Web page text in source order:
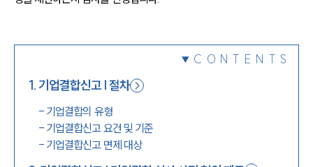
CONTENTS
1.기업결합신고 | 절차
- 기업결합의 유형
- 기업결합신고 요건 및 기준
- 기업결합신고 면제 대상